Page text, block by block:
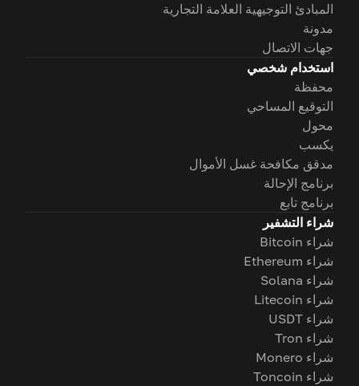
المبادئ التوجيهية العلامة التجارية
مدونة
جهات الاتصال
استخدام شخصي
محفظة
التوقيع المساحي
محول
يكسب
مدقق مكافحة غسل الأموال
برنامج الإحالة
برنامج تابع
شراء التشفير
شراء Bitcoin
شراء Ethereum
شراء Solana
شراء Litecoin
شراء USDT
شراء Tron
شراء Monero
شراء Toncoin